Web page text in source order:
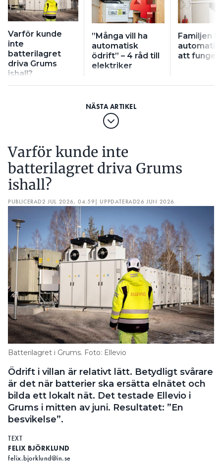
Varför kunde
inte
batterilagret
driva Grums
ishall?
”Många vill ha
automatisk
ödrift” – 4 råd till
elektriker
Familjen
att
Varför kunde inte
batterilagret driva Grums
ishall?
PUBLICERAD2 JUL 2026, 04:59| UPPDATERAD26 JUN 2026
Batterilagret i Grums. Foto: Ellevio
Ödrift i villan är relativt lätt. Betydligt svårare
är det när batterier ska ersätta elnätet och
bilda ett lokalt nät. Det testade Ellevio i
Grums i mitten av juni. Resultatet: ”En
besvikelse”.
TEXT
FELIX BJÖRKLUND
felix.bjorklund@in.se